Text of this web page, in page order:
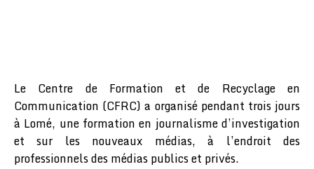
Le Centre de Formation et de Recyclage en
Communication (CFRC) a organisé pendant trois jours
à Lomé, une formation en journalisme d’investigation
et sur les nouveaux médias, à l’endroit des
professionnels des médias publics et privés.